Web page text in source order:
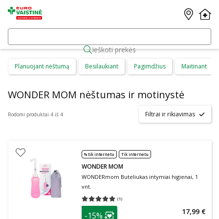
Ieškoti prekės
Planuojant nėštumą Besilaukiant Pagimdžius Maitinant
WONDER MOM nėštumas ir motinystė
Rodomi produktai 4 iš 4 Filtrai ir rikiavimas
% tik internetu Tik internetu
WONDER MOM
WONDERmom Buteliukas intymiai higienai, 1
vnt.
(1)
Vidutinis įvertinimas 5.00
patarimas
-15% 17,99 €